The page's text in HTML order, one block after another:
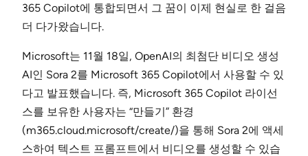
365 Copilot에 통합되면서 그 꿈이 이제 현실로 한 걸음
더 다가왔습니다.
Microsoft는 11월 18일, OpenAI의 최첨단 비디오 생성
AI인 Sora 2를 Microsoft 365 Copilot에서 사용할 수 있
다고 발표했습니다. 즉, Microsoft 365 Copilot 라이선
스를 보유한 사용자는 “만들기” 환경
(m365.cloud.microsoft/create/)을 통해 Sora 2에 액세
스하여 텍스트 프롬프트에서 비디오를 생성할 수 있습